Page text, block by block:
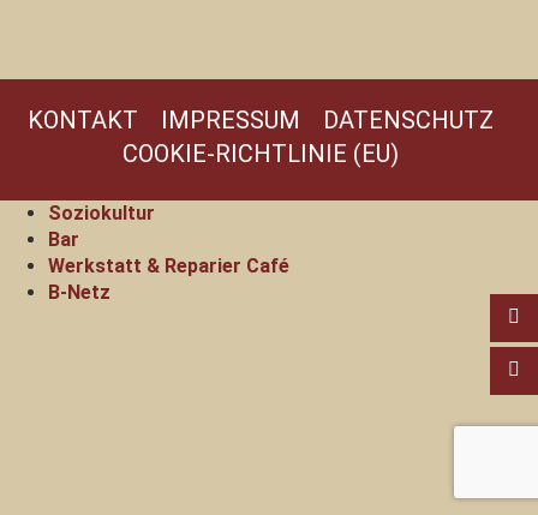
KONTAKT IMPRESSUM
DATENSCHUTZ
COOKIE-RICHTLINIE (EU)
Soziokultur
Bar
Werkstatt & Reparier Café
B-Netz